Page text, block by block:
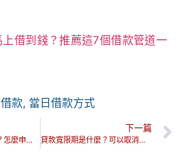
借到錢？推薦這7個借款管道一
款, 當日借款方式
薪轉貸款過件率高嗎？怎麼申請？5個評估重點一次帶你看！
下一篇
貸款寬限期是什麼？可以取消嗎？8大寬限期常見QA一次看！